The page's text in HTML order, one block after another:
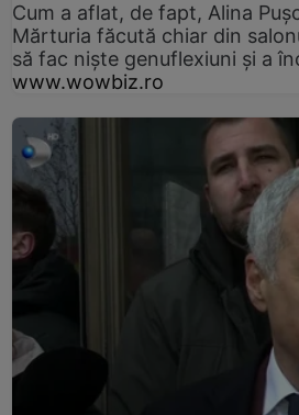
Cum a aflat, de fapt, Alina
Mărturia făcută chiar din
să fac niște genuflexiuni și a
www.wowbiz.ro